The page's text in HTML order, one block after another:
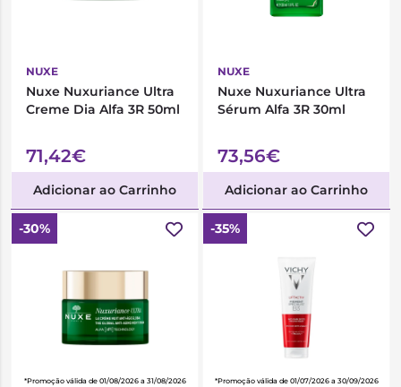
NUXE
Nuxe Nuxuriance Ultra
Creme Dia Alfa 3R 50ml
71,42€
Adicionar ao Carrinho
NUXE
Nuxe Nuxuriance Ultra
Sérum Alfa 3R 30ml
73,56€
Adicionar ao Carrinho
-30%
*Promoção válida de 01/08/2026 a 31/08/2026
-35%
*Promoção válida de 01/07/2026 a 30/09/2026